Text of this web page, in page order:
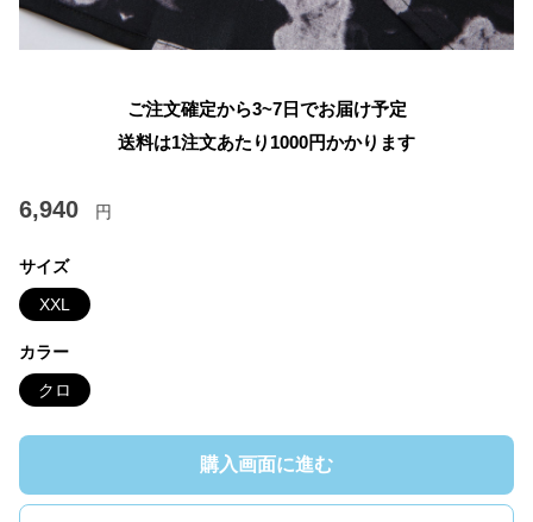
ご注文確定から3~7日でお届け予定
送料は1注文あたり 1000円かかります
6,940 円
サイズ
XXL
カラー
クロ
購入画面に進む